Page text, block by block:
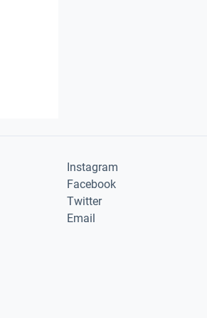
Instagram
Facebook
Twitter
Email